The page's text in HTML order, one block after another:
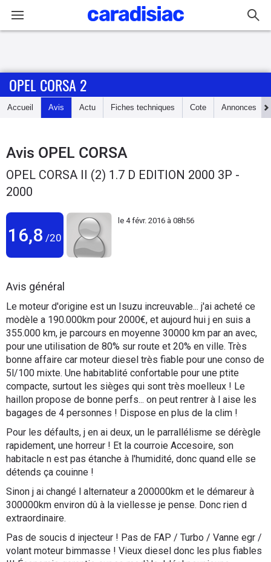
Accueil
Essais
Guide
d'achat
Utilitaires
Flottes
Services
Forum
Moto
OPEL CORSA 2
Accueil Avis Actu Fiches techniques Cote Annonces
Avis OPEL CORSA
OPEL CORSA II (2) 1.7 D EDITION 2000 3P -
2000
16,8 /20
le 4 févr. 2016 à 08h56
Avis général
Le moteur d'origine est un Isuzu increuvable... j'ai acheté ce
modèle a 190.000km pour 2000€, et aujourd hui j en suis a
355.000 km, je parcours en moyenne 30000 km par an avec,
pour une utilisation de 80% sur route et 20% en ville. Très
bonne affaire car moteur diesel très fiable pour une conso de
5l/100 mixte. Une habitablité confortable pour une ptite
compacte, surtout les sièges qui sont très moelleux ! Le
haillon propose de bonne perfs... on peut rentrer à l aise les
bagages de 4 personnes ! Dispose en plus de la clim !
Pour les défaults, j en ai deux, un le parrallélisme se dérègle
rapidement, une horreur ! Et la courroie Accesoire, son
habitacle n est pas étanche à l'humidité, donc quand elle se
détends ça couinne !
Sinon j ai changé l alternateur a 200000km et le démareur à
300000km environ dû à la viellesse je pense. Donc rien d
extraordinaire.
Pas de soucis d injecteur ! Pas de FAP / Turbo / Vanne egr /
volant moteur bimmasse ! Vieux diesel donc les plus fiables